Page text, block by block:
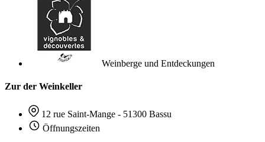
Weinberge und Entdeckungen
Zur der Weinkeller
12 rue Saint-Mange - 51300 Bassu
Öffnungszeiten